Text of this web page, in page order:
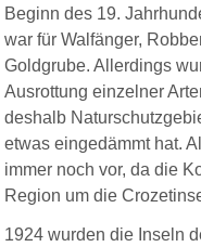
Beginn des 19.
war für Walfänger,
Goldgrube. Allerdings
Ausrottung einzelner
deshalb
etwas eingedämmt hat.
immer noch vor, da die
Region um die
1924 wurden die Inseln